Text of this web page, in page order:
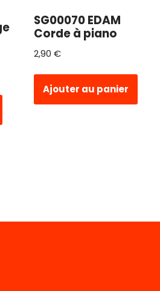
SG00070 EDAM
Corde à piano
2,90 €
Ajouter au panier